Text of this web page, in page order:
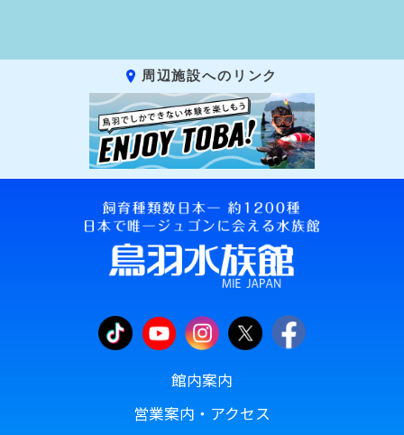
周辺施設へのリンク
館内案内
営業案内・アクセス